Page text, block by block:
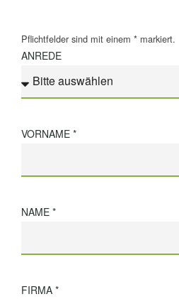
Pflichtfelder sind mit einem * markiert.
ANREDE
VORNAME *
NAME *
FIRMA *